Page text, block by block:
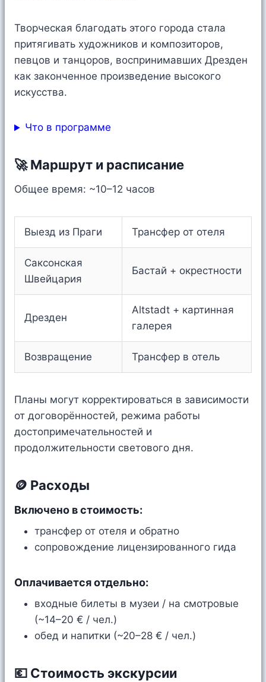
Творческая благодать этого города стала
притягивать художников и композиторов,
певцов и танцоров, воспринимавших Дрезден
как законченное произведение высокого
искусства.
Что в программе
🚀 Маршрут и расписание
Общее время: ~10–12 часов
Выезд из Праги Трансфер от отеля
Саксонская
Швейцария
Бастай + окрестности
Дрезден
Altstadt + картинная
галерея
Возвращение Трансфер в отель
Планы могут корректироваться в зависимости
от договорённостей, режима работы
достопримечательностей и
продолжительности светового дня.
🪙 Расходы
Включено в стоимость:
трансфер от отеля и обратно
сопровождение лицензированного гида
Оплачивается отдельно:
входные билеты в музеи / на смотровые
(~14–20 € / чел.)
обед и напитки (~20–28 € / чел.)
💶 Стоимость экскурсии